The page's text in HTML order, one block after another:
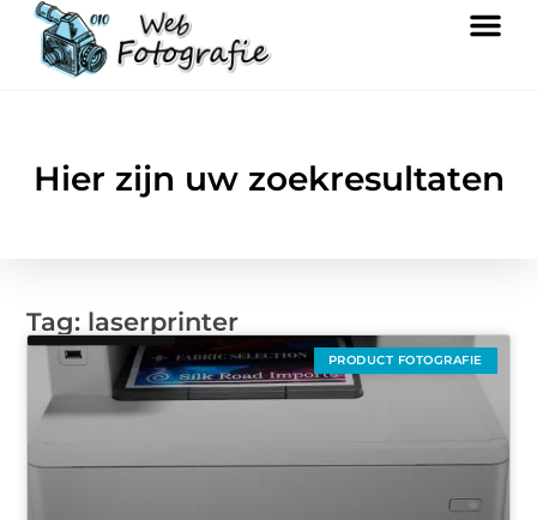
Hier zijn uw zoekresultaten
Tag: laserprinter
PRODUCT FOTOGRAFIE